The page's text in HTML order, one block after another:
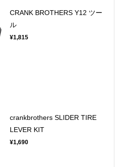
CRANK BROTHERS Y12 ツー
ル
¥1,815
crankbrothers SLIDER TIRE
LEVER KIT
¥1,690